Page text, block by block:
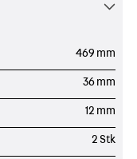
469 mm
36 mm
12 mm
2 Stk